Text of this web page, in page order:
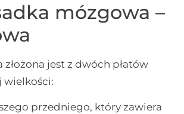
mózgowa –
złożona jest z dwóch płatów
wielkości:
przedniego, który zawiera